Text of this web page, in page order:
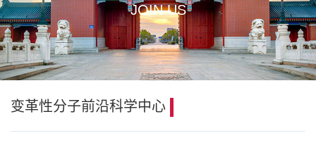
JOIN US
变革性分子前沿科学中心